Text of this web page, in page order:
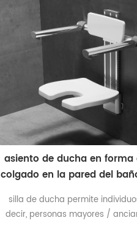
asiento de ducha en forma
colgado en la pared del
silla de ducha permite
decir, personas mayores /